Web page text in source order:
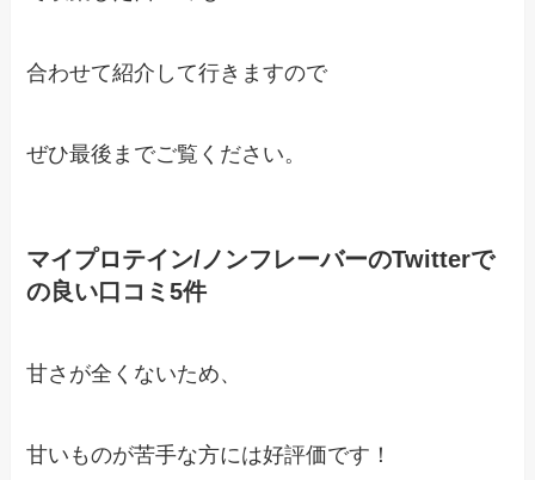
合わせて紹介して行きますので
ぜひ最後までご覧ください。
マイプロテイン/ノンフレーバーのTwitterで
の良い口コミ5件
甘さが全くないため、
甘いものが苦手な方には好評価です！